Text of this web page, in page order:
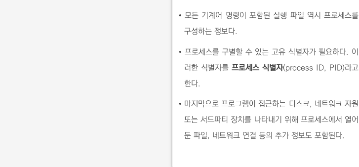
• 모든 기계어 명령이 포함된 실행 파일 역시 프로세스를
구성하는 정보다.
• 프로세스를 구별할 수 있는 고유 식별자가 필요하다. 이
러한 식별자를프로세스 식별자(process ID, PID)라고
한다.
• 마지막으로 프로그램이 접근하는 디스크, 네트워크 자원
또는 서드파티 장치를 나타내기 위해 프로세스에서 열어
둔 파일, 네트워크 연결 등의 추가 정보도 포함된다.